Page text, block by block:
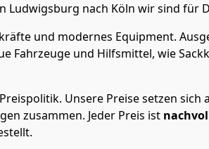
Ludwigsburg nach Köln wir sind für
und modernes Equipment.
Fahrzeuge und Hilfsmittel, wie
Unsere Preise setzen sich
zusammen. Jeder Preis ist